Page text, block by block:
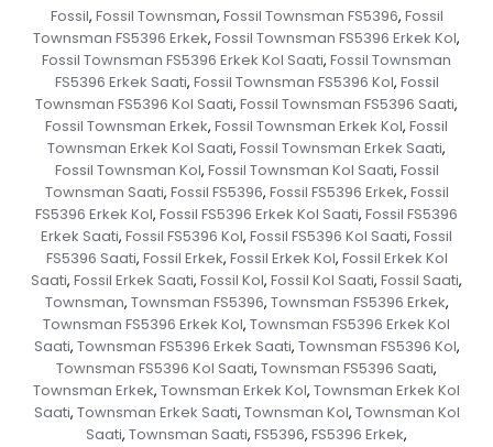
Fossil, Fossil Townsman, Fossil Townsman FS5396, Fossil
Townsman FS5396 Erkek, Fossil Townsman FS5396 Erkek Kol,
Fossil Townsman FS5396 Erkek Kol Saati, Fossil Townsman
FS5396 Erkek Saati, Fossil Townsman FS5396 Kol, Fossil
Townsman FS5396 Kol Saati, Fossil Townsman FS5396 Saati,
Fossil Townsman Erkek, Fossil Townsman Erkek Kol, Fossil
Townsman Erkek Kol Saati, Fossil Townsman Erkek Saati,
Fossil Townsman Kol, Fossil Townsman Kol Saati, Fossil
Townsman Saati, Fossil FS5396, Fossil FS5396 Erkek, Fossil
FS5396 Erkek Kol, Fossil FS5396 Erkek Kol Saati, Fossil FS5396
Erkek Saati, Fossil FS5396 Kol, Fossil FS5396 Kol Saati, Fossil
FS5396 Saati, Fossil Erkek, Fossil Erkek Kol, Fossil Erkek Kol
Saati, Fossil Erkek Saati, Fossil Kol, Fossil Kol Saati, Fossil Saati,
Townsman, Townsman FS5396, Townsman FS5396 Erkek,
Townsman FS5396 Erkek Kol, Townsman FS5396 Erkek Kol
Saati, Townsman FS5396 Erkek Saati, Townsman FS5396 Kol,
Townsman FS5396 Kol Saati, Townsman FS5396 Saati,
Townsman Erkek, Townsman Erkek Kol, Townsman Erkek Kol
Saati, Townsman Erkek Saati, Townsman Kol, Townsman Kol
Saati, Townsman Saati, FS5396, FS5396 Erkek,